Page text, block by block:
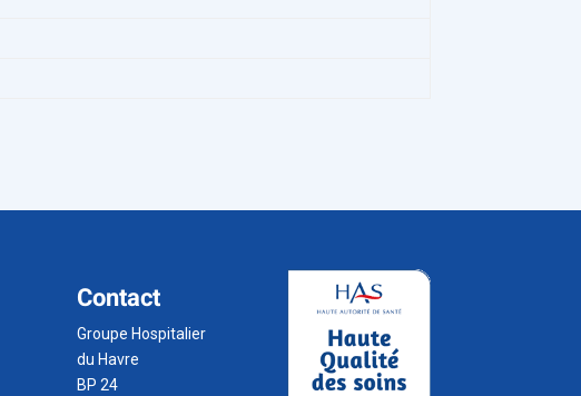
Contact
Groupe Hospitalier
du Havre
BP 24